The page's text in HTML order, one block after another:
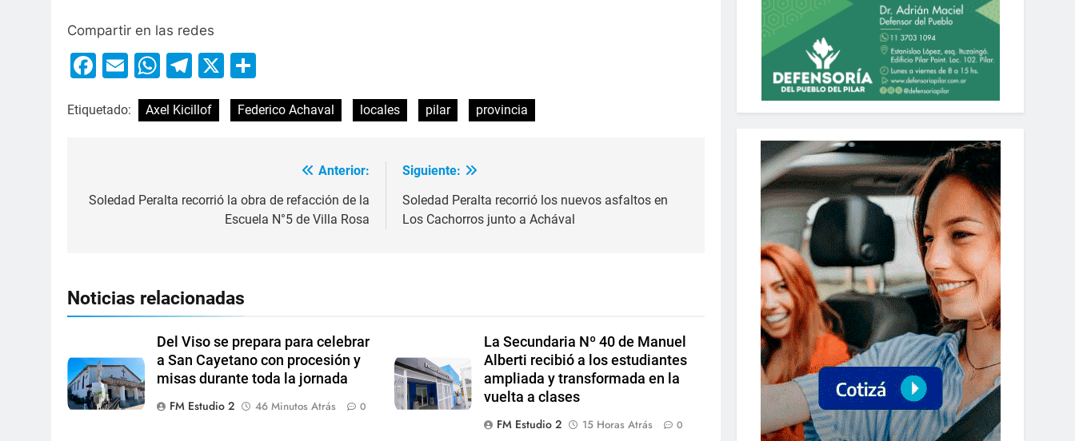
Compartir en las redes
Facebook
EmailWhatsApp
Telegram
X
Etiquetado: Axel Kicillof Federico Achaval locales pilar provincia
Anterior:
Soledad Peralta recorrió la obra de refacción de la
Escuela N°5 de Villa Rosa
Siguiente:
Soledad Peralta recorrió los nuevos asfaltos en
Los Cachorros junto a Achával
Noticias relacionadas
Del Viso se prepara para celebrar
a San Cayetano con procesión y
misas durante toda la jornada
FM Estudio 2
46 Minutos Atrás 0
La Secundaria Nº 40 de Manuel
Alberti recibió a los estudiantes
ampliada y transformada en la
vuelta a clases
FM Estudio 2
15 Horas Atrás 0